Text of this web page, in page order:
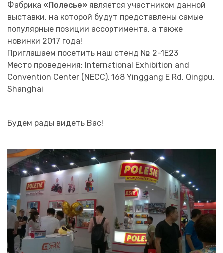
Фабрика «Полесье» является участником данной
выставки, на которой будут представлены самые
популярные позиции ассортимента, а также
новинки 2017 года!
Приглашаем посетить наш стенд № 2-1E23
Место проведения: International Exhibition and
Convention Center (NECC), 168 Yinggang E Rd, Qingpu,
Shanghai
Будем рады видеть Вас!